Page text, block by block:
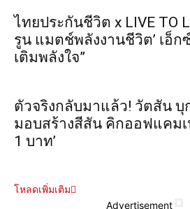
ไทยประกันชีวิต x LIVE TO
รูน แมตช์พลังงานชีวิต’ เอ็
เติมพลังใจ”
ตัวจริงกลับมาแล้ว! วัตสัน
มอบสร้างสีสัน คิกออฟแคม
1 บาท’
โหลดเพิ่มเติม
Advertisement